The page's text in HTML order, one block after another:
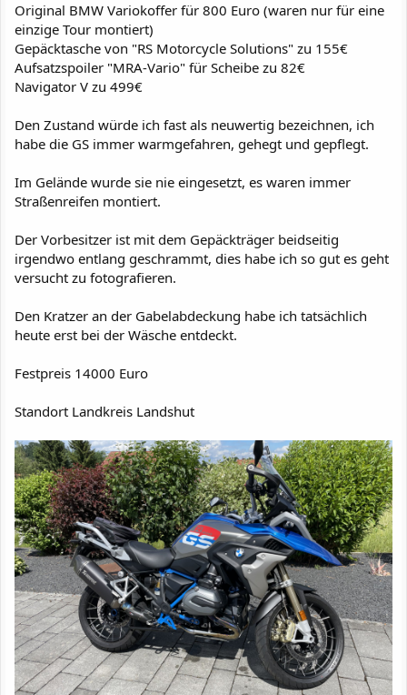
Original BMW Variokoffer für 800 Euro (waren nur für eine
einzige Tour montiert)
Gepäcktasche von "RS Motorcycle Solutions" zu 155€
Aufsatzspoiler "MRA-Vario" für Scheibe zu 82€
Navigator V zu 499€
Den Zustand würde ich fast als neuwertig bezeichnen, ich
habe die GS immer warmgefahren, gehegt und gepflegt.
Im Gelände wurde sie nie eingesetzt, es waren immer
Straßenreifen montiert.
Der Vorbesitzer ist mit dem Gepäckträger beidseitig
irgendwo entlang geschrammt, dies habe ich so gut es geht
versucht zu fotografieren.
Den Kratzer an der Gabelabdeckung habe ich tatsächlich
heute erst bei der Wäsche entdeckt.
Festpreis 14000 Euro
Standort Landkreis Landshut